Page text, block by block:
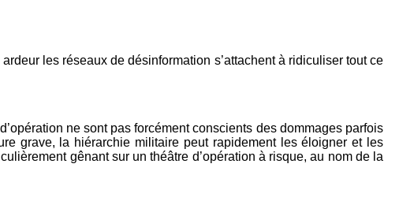
les réseaux de désinformation s’attachent à ridiculiser tout ce
ne sont pas forcément conscients des dommages parfois
grave, la hiérarchie militaire peut rapidement les éloigner et les
gênant sur un théâtre d’opération à risque, au nom de la